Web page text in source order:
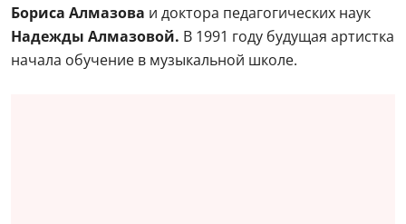
Бориса Алмазова и доктора педагогических наук
Надежды Алмазовой. В 1991 году будущая артистка
начала обучение в музыкальной школе.